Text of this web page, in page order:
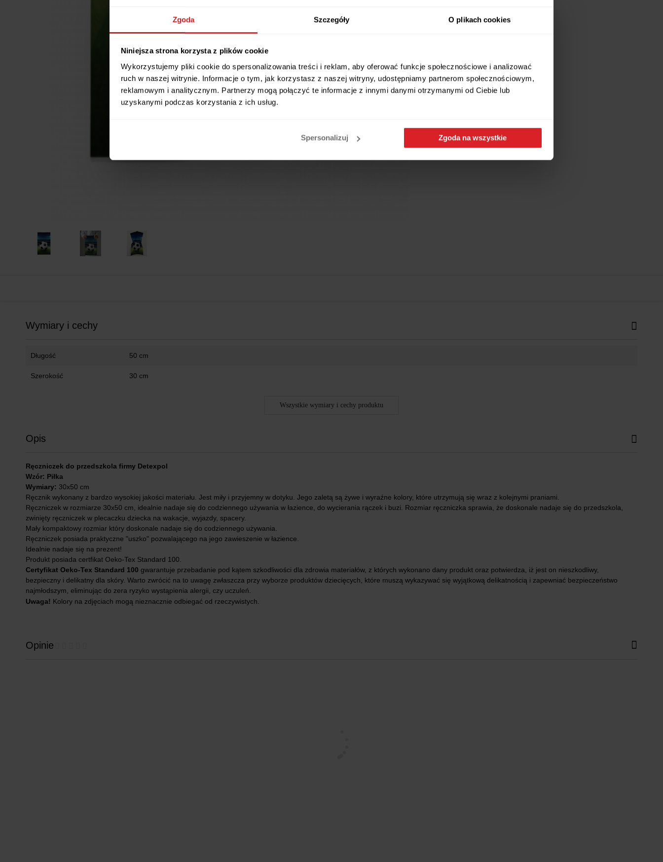
Zgoda Szczegóły O plikach cookies
Niniejsza strona korzysta z plików cookie
Wykorzystujemy pliki cookie do spersonalizowania treści i reklam, aby oferować funkcje społecznościowe i analizować
ruch w naszej witrynie. Informacje o tym, jak korzystasz z naszej witryny, udostępniamy partnerom społecznościowym,
reklamowym i analitycznym. Partnerzy mogą połączyć te informacje z innymi danymi otrzymanymi od Ciebie lub
uzyskanymi podczas korzystania z ich usług.
Spersonalizuj Zgoda na wszystkie
Wymiary i cechy
Długość 50 cm
Szerokość 30 cm
Wszystkie wymiary i cechy produktu
Opis
Ręczniczek do przedszkola firmy Detexpol
Wzór: Piłka
Wymiary: 30x50 cm
Ręcznik wykonany z bardzo wysokiej jakości materiału. Jest miły i przyjemny w dotyku. Jego zaletą są żywe i wyraźne kolory, które utrzymują się wraz z kolejnymi praniami.
Ręczniczek w rozmiarze 30x50 cm, idealnie nadaje się do codziennego używania w łazience, do wycierania rączek i buzi. Rozmiar ręczniczka sprawia, że doskonale nadaje się do przedszkola,
zwinięty ręczniczek w plecaczku dziecka na wakacje, wyjazdy, spacery.
Mały kompaktowy rozmiar który doskonale nadaje się do codziennego używania.
Ręczniczek posiada praktyczne "uszko" pozwalającego na jego zawieszenie w łazience.
Idealnie nadaje się na prezent!
Produkt posiada certfikat Oeko-Tex Standard 100.
Certyfikat Oeko-Tex Standard 100 gwarantuje przebadanie pod kątem szkodliwości dla zdrowia materiałów, z których wykonano dany produkt oraz potwierdza, iż jest on nieszkodliwy,
bezpieczny i delikatny dla skóry. Warto zwrócić na to uwagę zwłaszcza przy wyborze produktów dziecięcych, które muszą wykazywać się wyjątkową delikatnością i zapewniać bezpieczeństwo
najmłodszym, eliminując do zera ryzyko wystąpienia alergii, czy uczuleń.
Uwaga! Kolory na zdjęciach mogą nieznacznie odbiegać od rzeczywistych.
Opinie